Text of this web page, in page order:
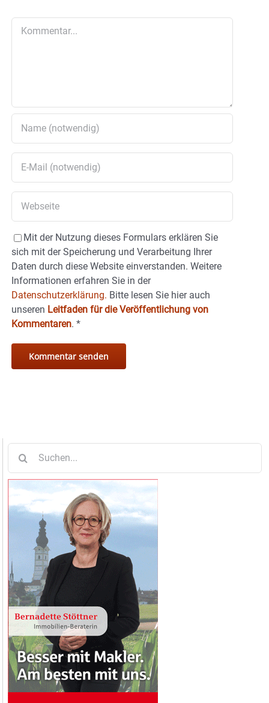
Mit der Nutzung dieses Formulars erklären Sie
sich mit der Speicherung und Verarbeitung Ihrer
Daten durch diese Website einverstanden. Weitere
Informationen erfahren Sie in der
Datenschutzerklärung. Bitte lesen Sie hier auch
unseren Leitfaden für die Veröffentlichung von
Kommentaren. *
nach: